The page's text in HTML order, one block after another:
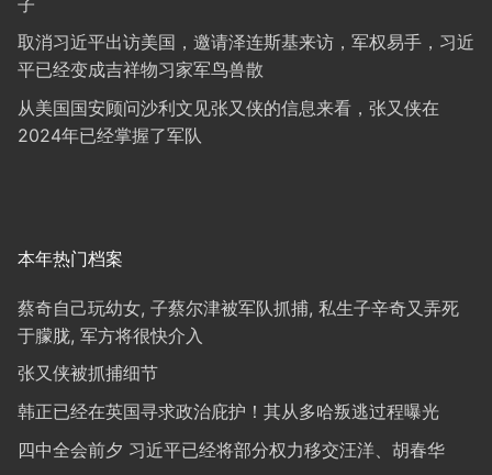
取消习近平出访美国，邀请泽连斯基来访，军权易手，习近
平已经变成吉祥物习家军鸟兽散
从美国国安顾问沙利文见张又侠的信息来看，张又侠在
2024年已经掌握了军队
本年热门档案
蔡奇自己玩幼女, 子蔡尔津被军队抓捕, 私生子辛奇又弄死
于朦胧, 军方将很快介入
张又侠被抓捕细节
韩正已经在英国寻求政治庇护！其从多哈叛逃过程曝光
四中全会前夕 习近平已经将部分权力移交汪洋、胡春华